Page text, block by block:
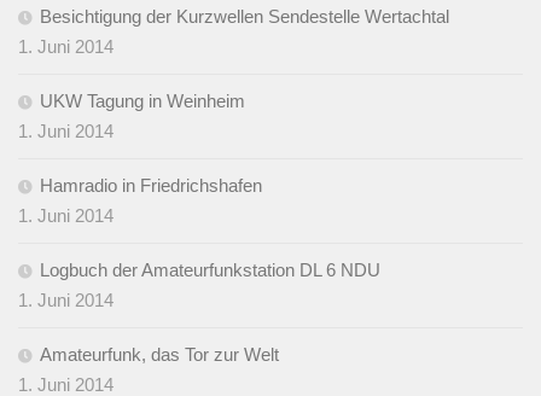
Besichtigung der Kurzwellen Sendestelle Wertachtal
1. Juni 2014
UKW Tagung in Weinheim
1. Juni 2014
Hamradio in Friedrichshafen
1. Juni 2014
Logbuch der Amateurfunkstation DL 6 NDU
1. Juni 2014
Amateurfunk, das Tor zur Welt
1. Juni 2014